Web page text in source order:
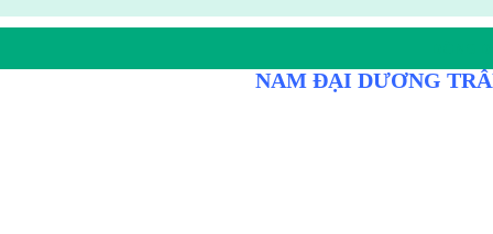
NAM ĐẠI DƯƠNG